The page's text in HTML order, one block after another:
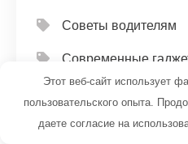
Советы водителям
Современные
Этот веб-сайт использует
пользовательского опыта.
даете согласие на